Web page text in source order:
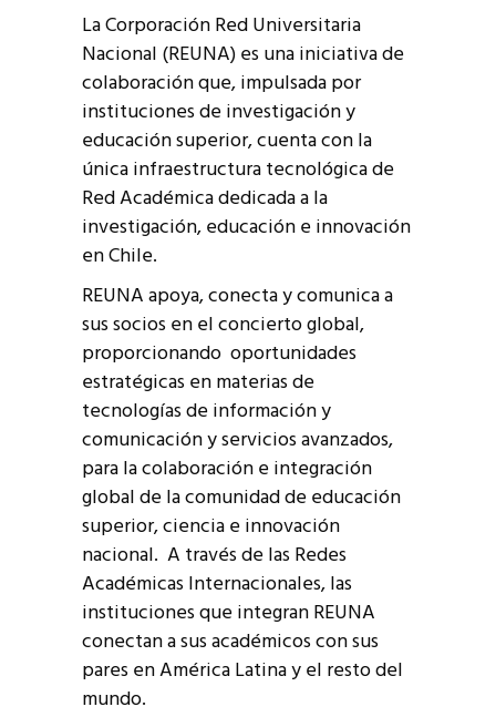
La Corporación Red Universitaria
Nacional (REUNA) es una iniciativa de
colaboración que, impulsada por
instituciones de investigación y
educación superior, cuenta con la
única infraestructura tecnológica de
Red Académica dedicada a la
investigación, educación e innovación
en Chile.
REUNA apoya, conecta y comunica a
sus socios en el concierto global,
proporcionando oportunidades
estratégicas en materias de
tecnologías de información y
comunicación y servicios avanzados,
para la colaboración e integración
global de la comunidad de educación
superior, ciencia e innovación
nacional. A través de las Redes
Académicas Internacionales, las
instituciones que integran REUNA
conectan a sus académicos con sus
pares en América Latina y el resto del
mundo.